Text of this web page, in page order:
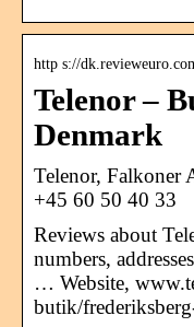
http s://
Telenor –
Denmark
Telenor, Falkoner
+45 60 50 40 33
Reviews about
numbers,
… Website,
butik/